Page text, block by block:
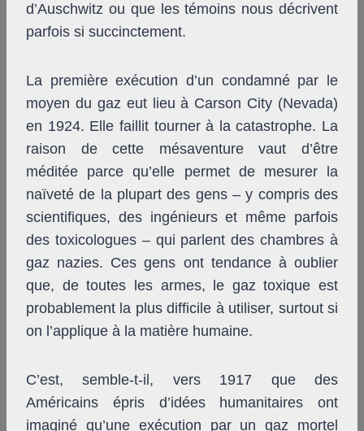
d’Auschwitz ou que les témoins nous décrivent
parfois si succinctement.
La première exécution d’un condamné par le
moyen du gaz eut lieu à Carson City (Nevada)
en 1924. Elle faillit tourner à la catastrophe. La
raison de cette mésaventure vaut d’être
méditée parce qu’elle permet de mesurer la
naïveté de la plupart des gens – y compris des
scientifiques, des ingénieurs et même parfois
des toxicologues – qui parlent des chambres à
gaz nazies. Ces gens ont tendance à oublier
que, de toutes les armes, le gaz toxique est
probablement la plus difficile à utiliser, surtout si
on l’applique à la matière humaine.
C’est, semble-t-il, vers 1917 que des
Américains épris d’idées humanitaires ont
imaginé qu’une exécution par un gaz mortel